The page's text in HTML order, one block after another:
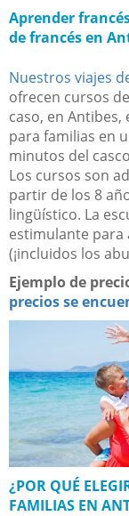
Aprender
de francés en
Nuestros viajes
ofrecen cursos
caso, en Antibes,
para familias en
minutos del
Los cursos son
partir de los 8
lingüístico. La
estimulante para
(¡incluidos los
Ejemplo de
precios se
¿POR QUÉ
FAMILIAS EN